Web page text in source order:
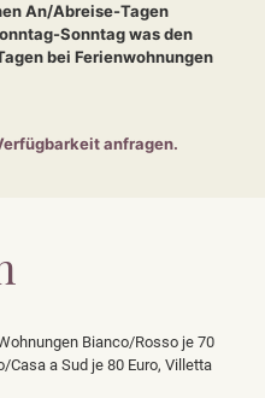
An/Abreise-Tagen
Sonntag was den
bei Ferienwohnungen
anfragen.
Bianco/Rosso je 70
a Sud je 80 Euro, Villetta